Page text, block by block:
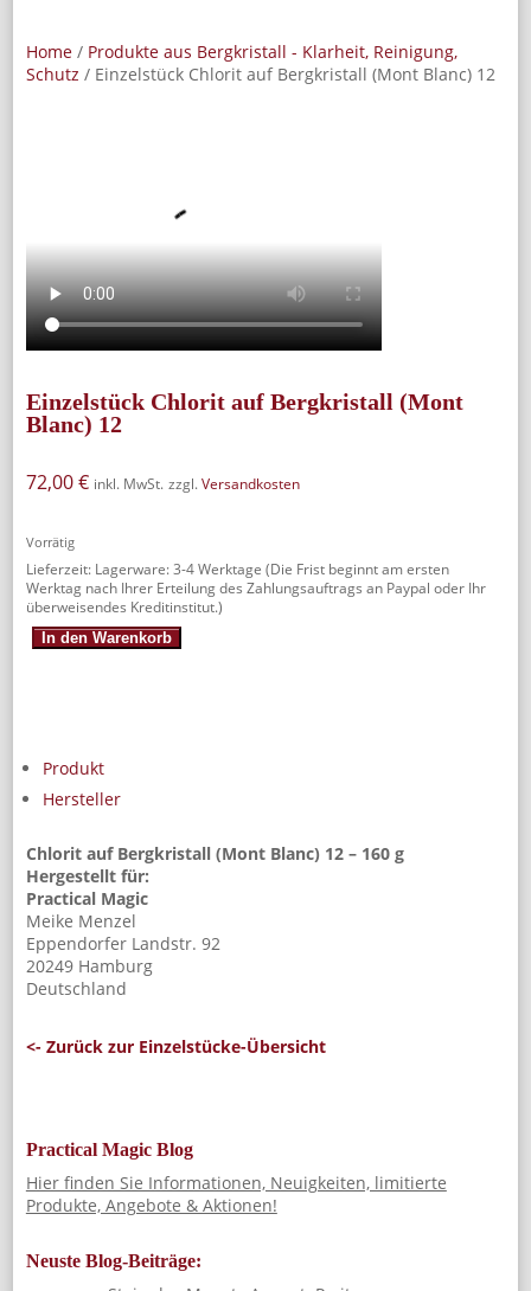
Home/ Produkte aus Bergkristall - Klarheit, Reinigung,
Schutz / Einzelstück Chlorit auf Bergkristall (Mont Blanc) 12
Einzelstück Chlorit auf Bergkristall (Mont
Blanc) 12
72,00€ inkl. MwSt. zzgl.Versandkosten
Vorrätig
Lieferzeit: Lagerware: 3-4 Werktage (Die Frist beginnt am ersten
Werktag nach Ihrer Erteilung des Zahlungsauftrags an Paypal oder Ihr
überweisendes Kreditinstitut.)
Einzelstück
12
Menge
In den Warenkorb
Produkt
Hersteller
Chlorit auf Bergkristall (Mont Blanc) 12 – 160 g
Hergestellt für:
Practical Magic
Meike Menzel
Eppendorfer Landstr. 92
20249 Hamburg
Deutschland
<- Zurück zur Einzelstücke-Übersicht
Practical Magic Blog
Hier finden Sie Informationen, Neuigkeiten, limitierte
Produkte, Angebote & Aktionen!
Neuste Blog-Beiträge: